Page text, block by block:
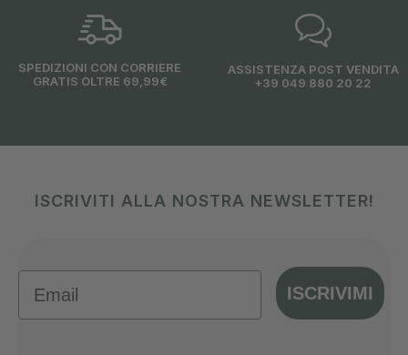
SPEDIZIONI CON CORRIERE
GRATIS OLTRE 69,99€
ASSISTENZA POST VENDITA
+39 049 880 20 22
ISCRIVITI ALLA NOSTRA NEWSLETTER!
ISCRIVIMI